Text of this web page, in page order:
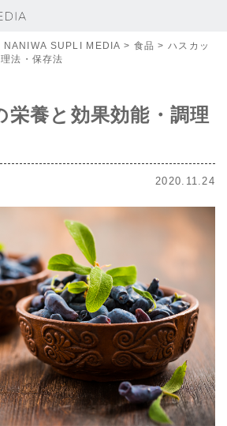
NANIWA SUPLI MEDIA > 食品 > ハスカッ
法・保存法
栄養と効果効能・調理
2020.11.24